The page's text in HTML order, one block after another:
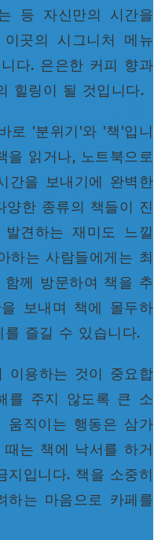
등 자신만의 시간을
이곳의 시그니처 메뉴
다. 은은한 커피 향과
힐링이 될 것입니다.
로 '분위기'와 '책'입니
을 읽거나, 노트북으로
간을 보내기에 완벽한
양한 종류의 책들이 진
견하는 재미도 느낄
하는 사람들에게는 최
께 방문하여 책을 추
보내며 책에 몰두하
즐길 수 있습니다.
이용하는 것이 중요합
를 주지 않도록 큰 소
움직이는 행동은 삼가
는 책에 낙서를 하거
지입니다. 책을 소중히
하는 마음으로 카페를